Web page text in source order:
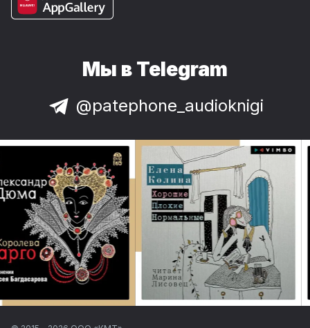
Мы в Telegram
@patephone_audioknigi